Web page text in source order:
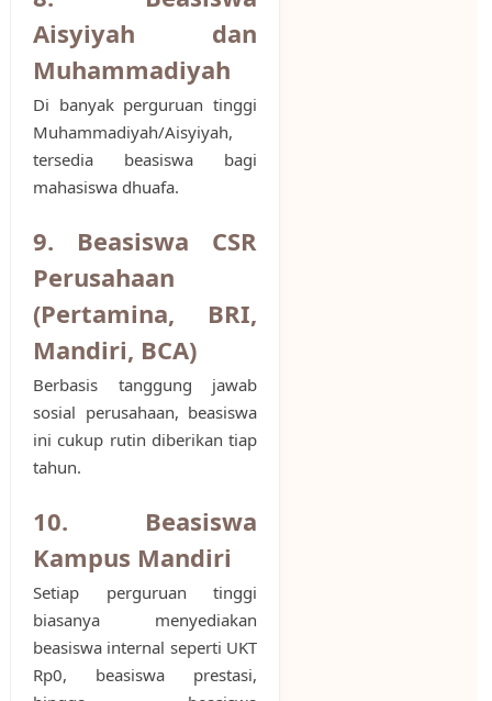
Aisyiyah dan
Muhammadiyah
Di banyak perguruan tinggi
Muhammadiyah/Aisyiyah,
tersedia beasiswa bagi
mahasiswa dhuafa.
9. Beasiswa CSR
Perusahaan
(Pertamina, BRI,
Mandiri, BCA)
Berbasis tanggung jawab
sosial perusahaan, beasiswa
ini cukup rutin diberikan tiap
tahun.
10. Beasiswa
Kampus Mandiri
Setiap perguruan tinggi
biasanya menyediakan
beasiswa internal seperti UKT
Rp0, beasiswa prestasi,